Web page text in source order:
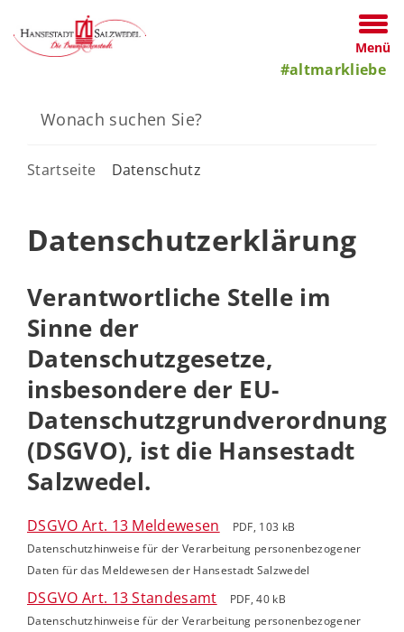
Menü
#altmarkliebe
Startseite Datenschutz
Datenschutzerklärung
Verantwortliche Stelle im
Sinne der
Datenschutzgesetze,
insbesondere der EU-
Datenschutzgrundverordnung
(DSGVO), ist die Hansestadt
Salzwedel.
DSGVO Art. 13 Meldewesen
PDF, 103 kB
Datenschutzhinweise für der Verarbeitung personenbezogener
Daten für das Meldewesen der Hansestadt Salzwedel
DSGVO Art. 13 Standesamt
PDF, 40 kB
Datenschutzhinweise für der Verarbeitung personenbezogener